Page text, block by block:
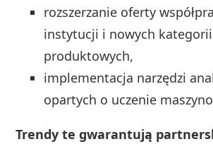
rozszerzanie oferty
instytucji i nowych kategorii
produktowych,
implementacja narzędzi
opartych o uczenie
Trendy te gwarantują